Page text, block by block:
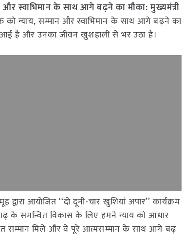
और स्वाभिमान के साथ आगे बढ़ने का मौका: मुख्यमंत्री
को न्याय, सम्मान और स्वाभिमान के साथ आगे बढ़ने का
है और उनका जीवन खुशहाली से भर उठा है।
आयोजित ‘‘दो दूनी-चार खुशियां अपार’’ कार्यक्रम
के समन्वित विकास के लिए हमने न्याय को आधार
सम्मान मिले और वे पूरे आत्मसम्मान के साथ आगे बढ़